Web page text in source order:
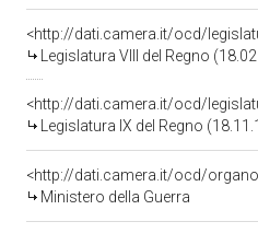
<http://dati.camera.it/ocd/
Legislatura VIII del Regno
<http://dati.camera.it/ocd/
Legislatura IX del Regno
<http://dati.camera.it/ocd/
Ministero della Guerra